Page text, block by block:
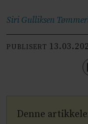
Siri Gulliksen
PUBLISERT
Denne